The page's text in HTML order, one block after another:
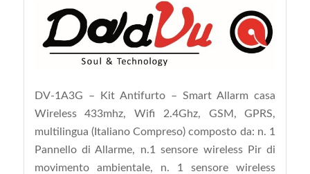
DV-1A3G – Kit Antifurto – Smart Allarm casa
Wireless 433mhz, Wifi 2.4Ghz, GSM, GPRS,
multilingua (Italiano Compreso) composto da: n. 1
Pannello di Allarme, n.1 sensore wireless Pir di
movimento ambientale, n. 1 sensore wireless